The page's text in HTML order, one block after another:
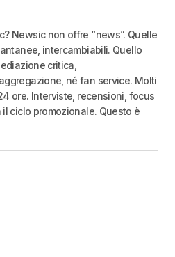
Newsic non offre “news”. Quelle
intercambiabili. Quello
critica,
né fan service. Molti
ore. Interviste, recensioni, focus
ciclo promozionale. Questo è